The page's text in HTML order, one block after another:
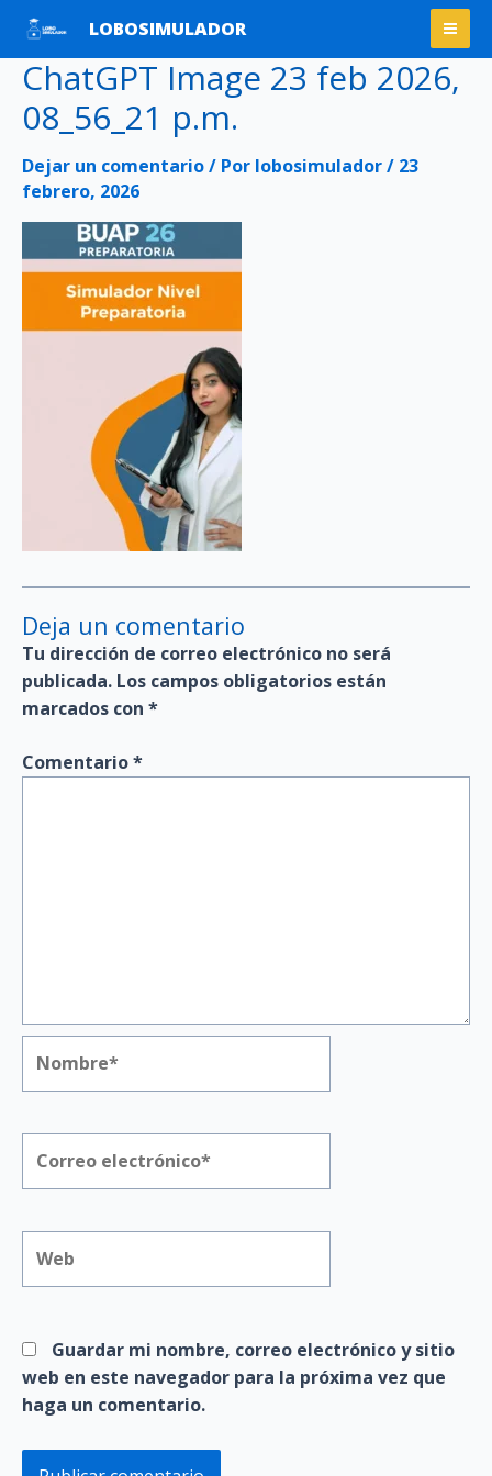
contenido
LOBOSIMULADOR
ChatGPT Image 23 feb 2026,
08_56_21 p.m.
Dejar un comentario/ Por lobosimulador/ 23
febrero, 2026
Deja un comentario
Tu dirección de correo electrónico no será
publicada. Los campos obligatorios están
marcados con *
Comentario*
electrónico*
Guardar mi nombre, correo electrónico y sitio
web en este navegador para la próxima vez que
haga un comentario.